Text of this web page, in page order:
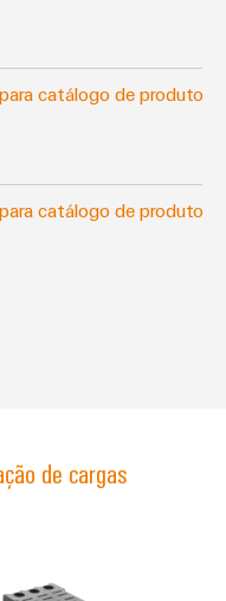
Inovações de
catálogo de produtos
catálogo de produtos
de cargas